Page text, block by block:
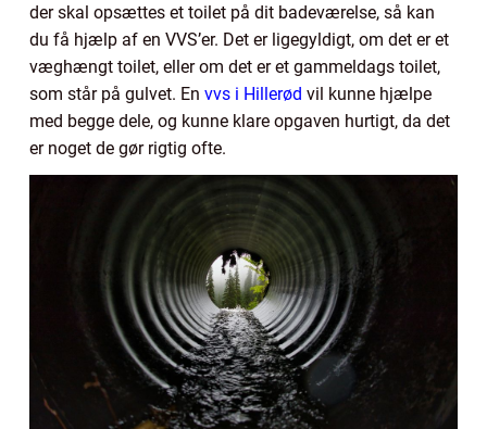
der skal opsættes et toilet på dit badeværelse, så kan
du få hjælp af en VVS’er. Det er ligegyldigt, om det er et
væghængt toilet, eller om det er et gammeldags toilet,
som står på gulvet. En vvs i Hillerød vil kunne hjælpe
med begge dele, og kunne klare opgaven hurtigt, da det
er noget de gør rigtig ofte.